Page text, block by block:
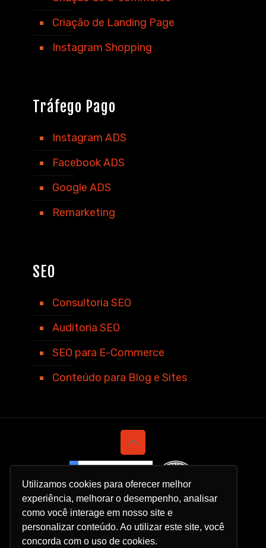
Utilizamos cookies para oferecer melhor
experiência, melhorar o desempenho, analisar
como você interage em nosso site e
personalizar conteúdo. Ao utilizar este site, você
concorda com o uso de cookies.
Criação de Landing Page
Instagram Shopping
Tráfego Pago
Instagram ADS
Facebook ADS
Google ADS
Remarketing
SEO
Consultoria SEO
Auditoria SEO
SEO para E-Commerce
Conteúdo para Blog e Sites